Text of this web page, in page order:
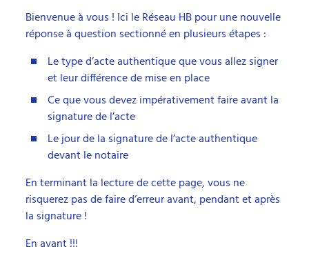
Bienvenue à vous ! Ici le Réseau HB pour une nouvelle
réponse à question sectionné en plusieurs étapes :
Le type d’acte authentique que vous allez signer
et leur différence de mise en place
Ce que vous devez impérativement faire avant la
signature de l’acte
Le jour de la signature de l’acte authentique
devant le notaire
En terminant la lecture de cette page, vous ne
risquerez pas de faire d’erreur avant, pendant et après
la signature !
En avant !!!